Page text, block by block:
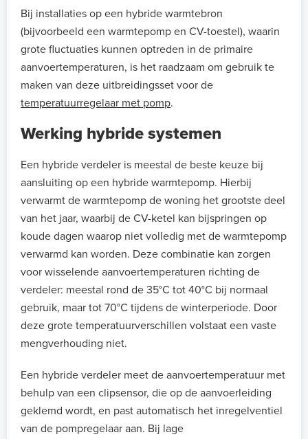
Bij installaties op een hybride warmtebron
(bijvoorbeeld een warmtepomp en CV-toestel), waarin
grote fluctuaties kunnen optreden in de primaire
aanvoertemperaturen, is het raadzaam om gebruik te
maken van deze uitbreidingsset voor de
temperatuurregelaar met pomp.
Werking hybride systemen
Een hybride verdeler is meestal de beste keuze bij
aansluiting op een hybride warmtepomp. Hierbij
verwarmt de warmtepomp de woning het grootste deel
van het jaar, waarbij de CV-ketel kan bijspringen op
koude dagen waarop niet volledig met de warmtepomp
verwarmd kan worden. Deze combinatie kan zorgen
voor wisselende aanvoertemperaturen richting de
verdeler: meestal rond de 35°C tot 40°C bij normaal
gebruik, maar tot 70°C tijdens de winterperiode. Door
deze grote temperatuurverschillen volstaat een vaste
mengverhouding niet.
Een hybride verdeler meet de aanvoertemperatuur met
behulp van een clipsensor, die op de aanvoerleiding
geklemd wordt, en past automatisch het inregelventiel
van de pompregelaar aan. Bij lage